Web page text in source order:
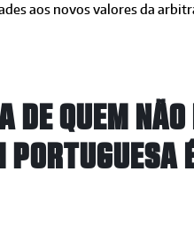
aos novos valores da
QUEM